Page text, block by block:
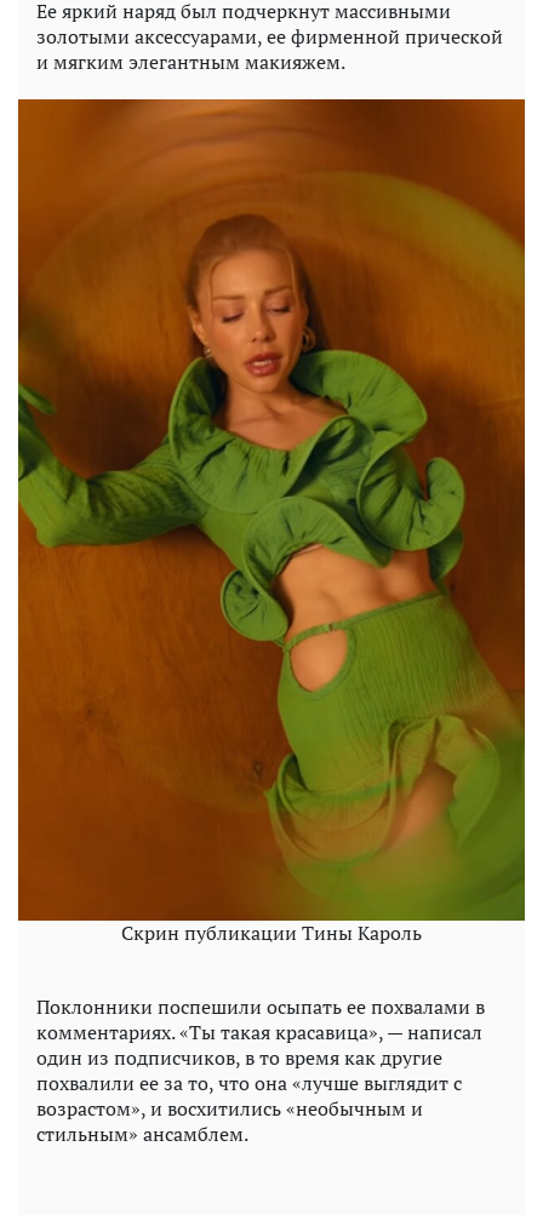
Ее яркий наряд был подчеркнут массивными
золотыми аксессуарами, ее фирменной прической
и мягким элегантным макияжем.
Скрин публикации Тины Кароль
Поклонники поспешили осыпать ее похвалами в
комментариях. «Ты такая красавица», — написал
один из подписчиков, в то время как другие
похвалили ее за то, что она «лучше выглядит с
возрастом», и восхитились «необычным и
стильным» ансамблем.